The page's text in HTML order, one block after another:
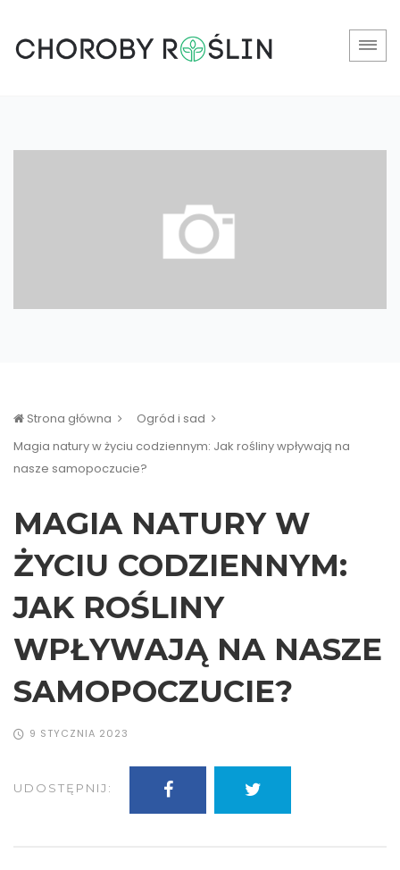
Strona główna
Ogród i sad
Magia natury w życiu codziennym: Jak rośliny wpływają na
nasze samopoczucie?
MAGIA NATURY W
ŻYCIU CODZIENNYM:
JAK ROŚLINY
WPŁYWAJĄ NA NASZE
SAMOPOCZUCIE?
9 STYCZNIA 2023
UDOSTĘPNIJ: